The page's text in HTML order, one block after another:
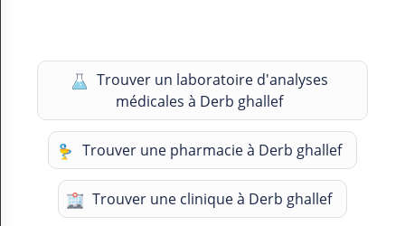
Trouver un laboratoire d'analyses
médicales à Derb ghallef
Trouver une pharmacie à Derb ghallef
Trouver une clinique à Derb ghallef